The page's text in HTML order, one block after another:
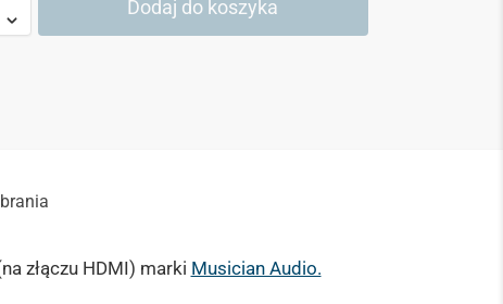
Dodaj do koszyka
złączu HDMI) marki Musician Audio.